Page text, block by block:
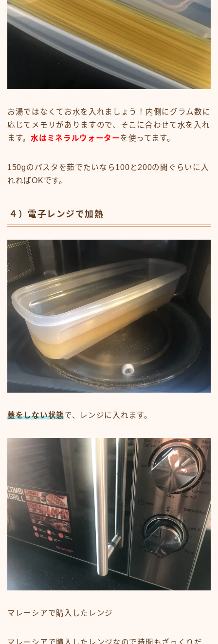
お湯ではなくてお水を入れましょう！内側にグラム数に
応じてメモリがありますので、そこに合わせて水を入れ
ます。水はミネラルウォーター を使ってます。
150gのパスタを茹でたいなら100と200の間ぐらいに入
れればOKです。
４）電子レンジで加熱
蓋をしない状態で、レンジに入れます。
マレーシアで購入したレンジ